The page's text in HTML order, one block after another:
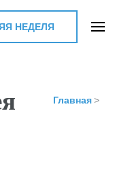
УО
НЕДЕЛЯ
Главная>